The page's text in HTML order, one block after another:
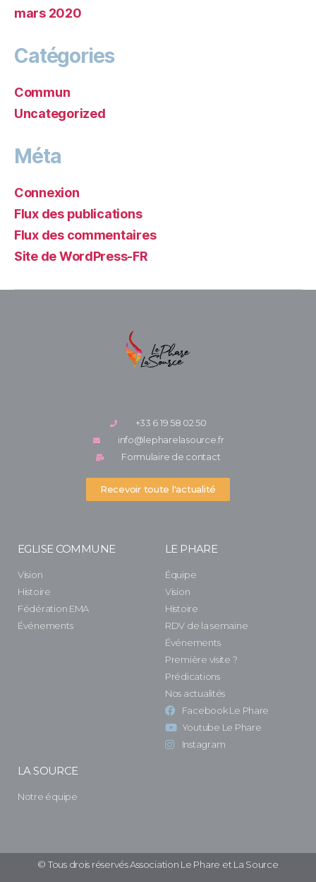
mars 2020
Catégories
Commun
Uncategorized
Méta
Connexion
Flux des publications
Flux des commentaires
Site de WordPress-FR
+33 6 19 58 02 50
info@lepharelasource.fr
Formulaire de contact
Recevoir toute l'actualité
EGLISE COMMUNE
Vision
Histoire
Fédération EMA
Événements
LE PHARE
Équipe
Vision
Histoire
RDV de la semaine
Événements
Première visite ?
Prédications
Nos actualités
Facebook Le Phare
Youtube Le Phare
Instagram
LA SOURCE
Notre équipe
© Tous drois réservés Association Le Phare et La Source